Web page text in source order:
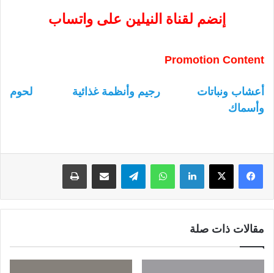
إنضم لقناة النيلين على واتساب
Promotion Content
أعشاب ونباتات رجيم وأنظمة غذائية
لحوم
وأسماك
لينكدإن واتساب
مقالات ذات صلة